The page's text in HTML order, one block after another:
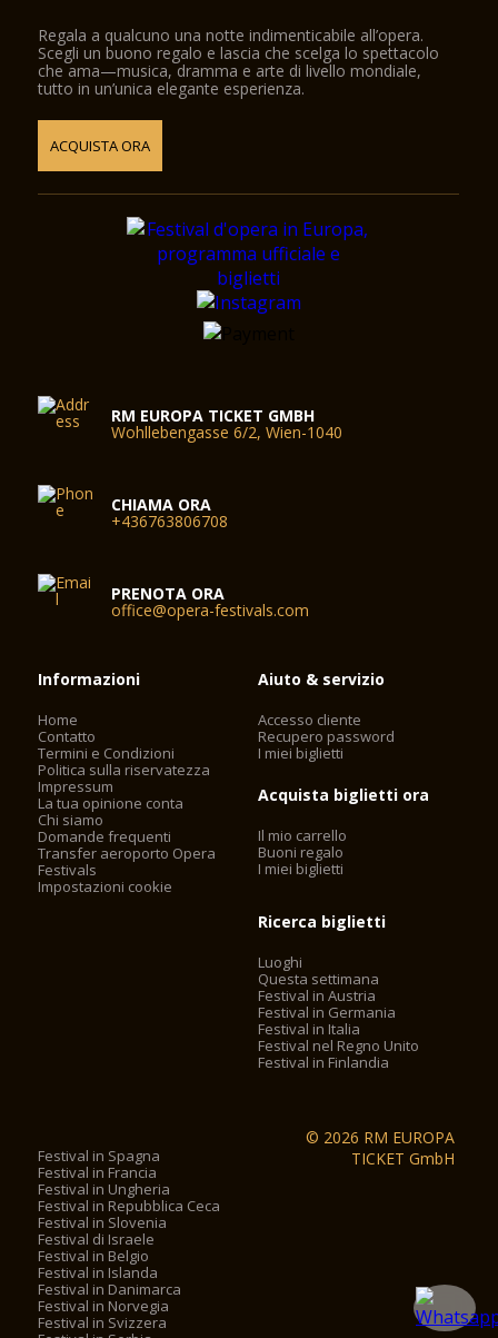
Regala a qualcuno una notte indimenticabile all’opera.
Scegli un buono regalo e lascia che scelga lo spettacolo
che ama—musica, dramma e arte di livello mondiale,
tutto in un’unica elegante esperienza.
ACQUISTA ORA
RM EUROPA TICKET GMBH
Wohllebengasse 6/2, Wien-1040
CHIAMA ORA
+436763806708
PRENOTA ORA
office@opera-festivals.com
Informazioni
Home
Contatto
Termini e Condizioni
Politica sulla riservatezza
Impressum
La tua opinione conta
Chi siamo
Domande frequenti
Transfer aeroporto Opera
Festivals
Impostazioni cookie
Aiuto & servizio
Accesso cliente
Recupero password
I miei biglietti
Acquista biglietti ora
Il mio carrello
Buoni regalo
I miei biglietti
Ricerca biglietti
Luoghi
Questa settimana
Festival in Austria
Festival in Germania
Festival in Italia
Festival nel Regno Unito
Festival in Finlandia
Festival in Spagna
Festival in Francia
Festival in Ungheria
Festival in Repubblica Ceca
Festival in Slovenia
Festival di Israele
Festival in Belgio
Festival in Islanda
Festival in Danimarca
Festival in Norvegia
Festival in Svizzera
© 2026 RM EUROPA
TICKET GmbH